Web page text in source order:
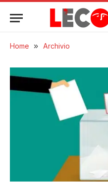
Home » Archivio